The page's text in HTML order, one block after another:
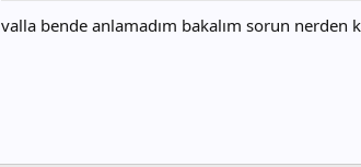
valla bende anlamadım bakalım sorun nerden